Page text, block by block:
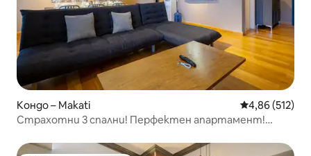
Кондо – Makati Средна
4,86 (512)
Страхотни 3 спални! Перфектен апартамент!